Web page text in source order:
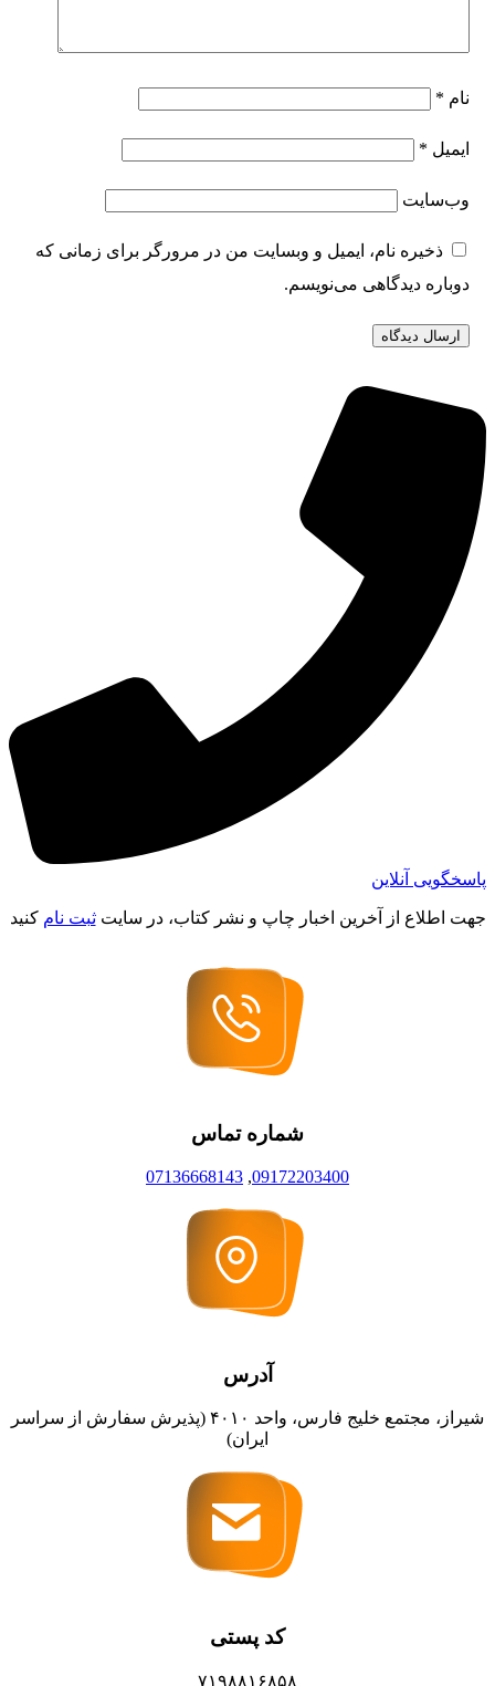
نام *
ایمیل *
وب‌سایت
ذخیره نام، ایمیل و وبسایت من در مرورگر برای زمانی که
دوباره دیدگاهی می‌نویسم.
پاسخگویی آنلاین
جهت اطلاع از آخرین اخبار چاپ و نشر کتاب، در سایتثبت نام کنید
شماره تماس
09172203400
,
07136668143
آدرس
شیراز، مجتمع خلیج فارس، واحد ۴۰۱۰ (پذیرش سفارش از سراسر
ایران)
کد پستی
۷۱۹۸۸۱۶۸۵۸